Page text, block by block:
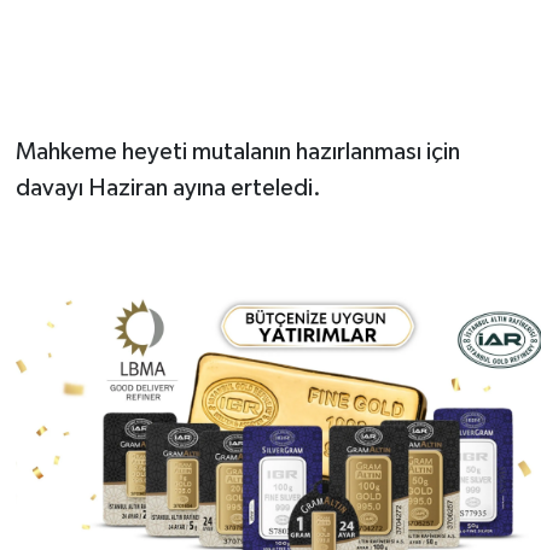
Mahkeme heyeti mutalanın hazırlanması için
davayı Haziran ayına erteledi.